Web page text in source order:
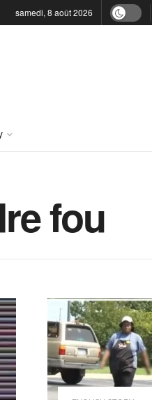
samedi, 8 août 2026
fou